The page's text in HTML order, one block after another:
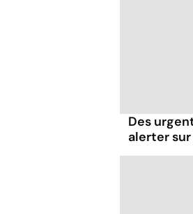
Des
alerter